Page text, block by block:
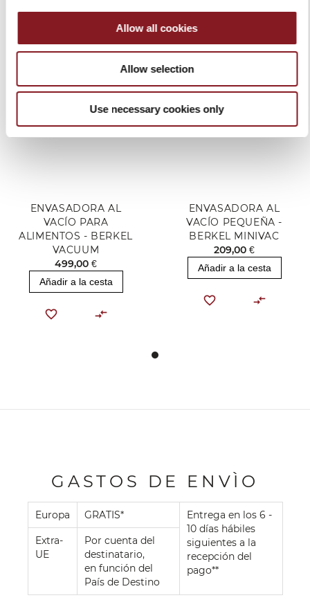
Allow all cookies
Allow selection
Use necessary cookies only
PRODUCTOS RELACIONADOS
ENVASADORA AL
VACÍO PARA
ALIMENTOS - BERKEL
VACUUM
499,00 €
Añadir a la cesta
ENVASADORA AL
VACÍO PEQUEÑA -
BERKEL MINIVAC
209,00 €
Añadir a la cesta
GASTOS DE ENVÌO
Europa GRATIS*
Entrega en los 6 -
10 días hábiles
siguientes a la
recepción del
pago**
Extra-
UE
Por cuenta del
destinatario,
en función del
País de Destino
FacebookInstagram